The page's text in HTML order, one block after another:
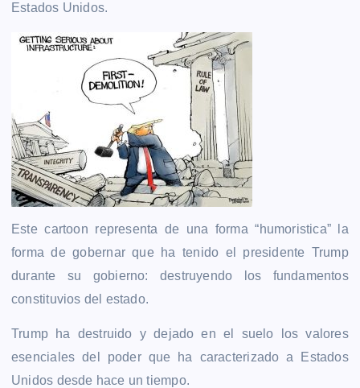
Estados Unidos.
Este cartoon representa de una forma “humoristica” la
forma de gobernar que ha tenido el presidente Trump
durante su gobierno: destruyendo los fundamentos
constituvios del estado.
Trump ha destruido y dejado en el suelo los valores
esenciales del poder que ha caracterizado a Estados
Unidos desde hace un tiempo.